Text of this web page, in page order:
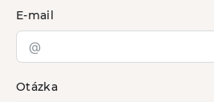
E-mail
Otázka